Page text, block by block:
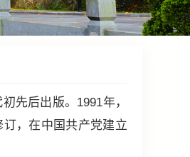
后出版。1991年，
，在中国共产党建立